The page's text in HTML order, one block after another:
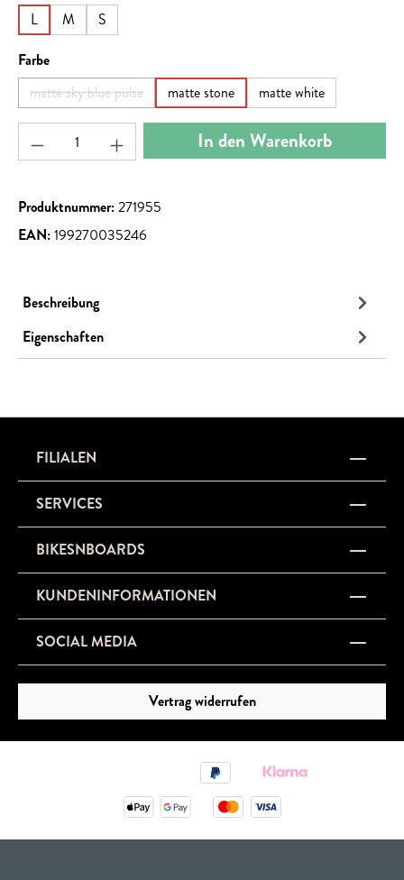
L
M
S
Farbeauswählen
matte sky blue pulse
(Diese Option ist zurzeit nicht verfügbar.)
matte stone matte white
Produkt Anzahl: Gib den gewünschten Wert ein
In den Warenkorb
Produktnummer:271955
EAN:199270035246
Beschreibung
Eigenschaften
FILIALEN
SERVICES
BIKESNBOARDS
KUNDENINFORMATIONEN
SOCIAL MEDIA
Vertrag widerrufen